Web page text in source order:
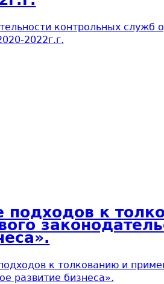
контрольных служб
2022г.г.
подходов к
к толкованию и
развитие бизнеса».